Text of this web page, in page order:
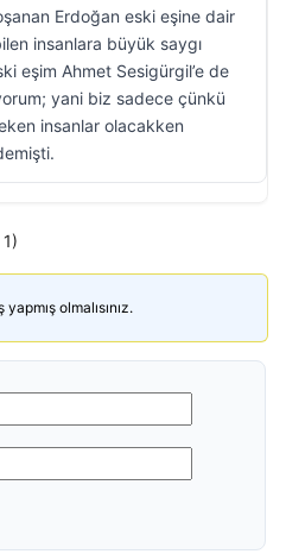
Erdoğan eski eşine dair
insanlara büyük saygı
eşim Ahmet Sesigürgil’e de
yani biz sadece çünkü
insanlar olacakken
olmalısınız.